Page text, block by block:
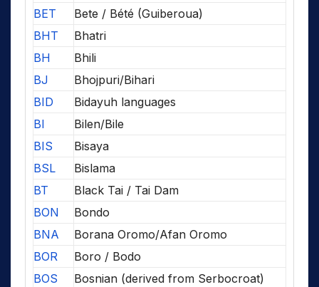
BET
Bete / Bété (Guiberoua)
BHT
Bhatri
BH
Bhili
BJ
Bhojpuri/Bihari
BID
Bidayuh languages
BI
Bilen/Bile
BIS
Bisaya
BSL
Bislama
BT
Black Tai / Tai Dam
BON
Bondo
BNA
Borana Oromo/Afan Oromo
BOR
Boro / Bodo
BOS
Bosnian (derived from Serbocroat)